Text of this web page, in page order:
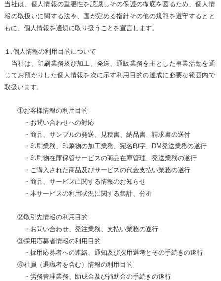
当社は、個人情報の重要性を認識しその保護の徹底を図るため、個人情
報の取扱いに関する法令、国が定める指針その他の規範を遵守するとと
もに、個人情報を適切に取り扱うことを宣言します。
１.個人情報の利用目的について
当社は、印刷業務及び加工、発送、通販業務を主とした事業活動を通
じてお預かりした個人情報を次に示す利用目的の達成に必要な範囲内で
取扱います。
①お客様情報の利用目的
・お問い合わせへの対応
・商品、サンプルの発送、見積書、納品書、請求書の送付
・印刷業務、印刷物の加工業務、宛名印字、DM発送業務の遂行
・印刷物在庫保管サービスの商品在庫管理、発送業務の遂行
・ご購入された商品及びサービスの代金支払い業務の遂行
・商品、サービスに関する情報のお知らせ
・本サービスの利用状況に関する集計、分析
②取引先情報の利用目的
・お問い合わせ、発注業務、支払い業務の遂行
③採用応募者情報の利用目的
・採用応募者への連絡、通知及び採用選考とその手続きの遂行
④社員（退職者を含む）情報の利用目的
・労務管理業務、助成金及び補助金の手続きの遂行